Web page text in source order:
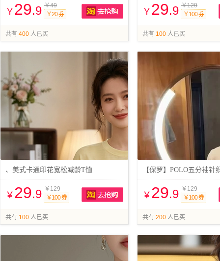
￥ 29.9 ￥49
￥20 券
共有 400 人已买
￥ 29.9 ￥129
￥100 券
共有 100 人已买
、美式卡通印花宽松减龄T恤
￥ 29.9 ￥129
￥100 券
共有 100 人已买
【保罗】POLO五分袖针
￥ 29.9 ￥129
￥100 券
共有 200 人已买